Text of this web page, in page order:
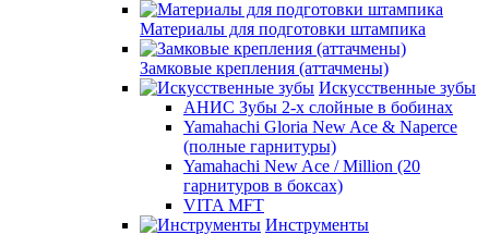
Материалы для подготовки штампика
Замковые крепления (аттачмены)
Искусственные зубы
АНИС Зубы 2-х слойные в бобинах
Yamahachi Gloria New Ace & Naperce
(полные гарнитуры)
Yamahachi New Ace / Million (20
гарнитуров в боксах)
VITA MFT
Инструменты